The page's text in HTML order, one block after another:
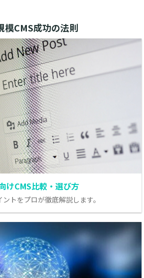
模CMS成功の法則
けCMS比較・選び方
トをプロが徹底解説します。